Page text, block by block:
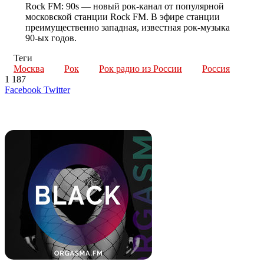
Rock FM: 90s — новый рок-канал от популярной
московской станции Rock FM. В эфире станции
преимущественно западная, известная рок-музыка
90-ых годов.
Теги
Москва
Рок Рок радио из России
Россия
1 187
Facebook TwitterLinkedIn
Tumblr
Reddit
Вконтакте
Одноклассники
Skype
Messenger
Messenger
WhatsApp
Telegram
Viber
Line
Поделиться
Печатать